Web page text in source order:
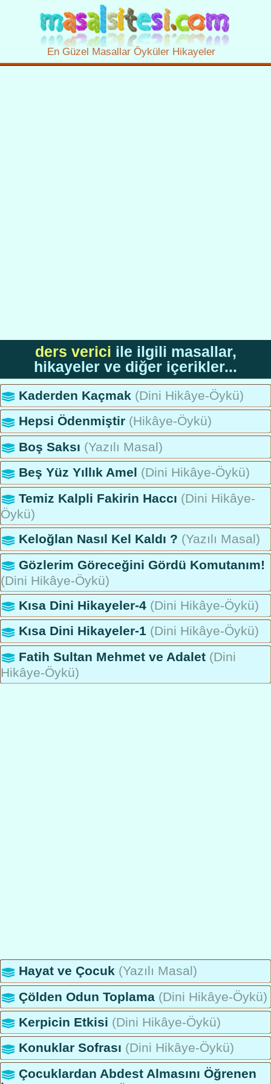
En Güzel Masallar Öyküler Hikayeler
ders verici ile ilgili masallar,
hikayeler ve diğer içerikler...
Kaderden Kaçmak (Dini Hikâye-Öykü)
Hepsi Ödenmiştir (Hikâye-Öykü)
Boş Saksı (Yazılı Masal)
Beş Yüz Yıllık Amel (Dini Hikâye-Öykü)
Temiz Kalpli Fakirin Haccı (Dini Hikâye-
Öykü)
Keloğlan Nasıl Kel Kaldı ? (Yazılı Masal)
Gözlerim Göreceğini Gördü Komutanım!
(Dini Hikâye-Öykü)
Kısa Dini Hikayeler-4 (Dini Hikâye-Öykü)
Kısa Dini Hikayeler-1 (Dini Hikâye-Öykü)
Fatih Sultan Mehmet ve Adalet (Dini
Hikâye-Öykü)
Hayat ve Çocuk (Yazılı Masal)
Çölden Odun Toplama (Dini Hikâye-Öykü)
Kerpicin Etkisi (Dini Hikâye-Öykü)
Konuklar Sofrası (Dini Hikâye-Öykü)
Çocuklardan Abdest Almasını Öğrenen